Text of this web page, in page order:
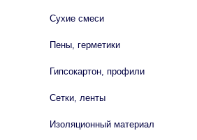
Сухие смеси
Пены, герметики
Гипсокартон, профили
Сетки, ленты
Изоляционный материал